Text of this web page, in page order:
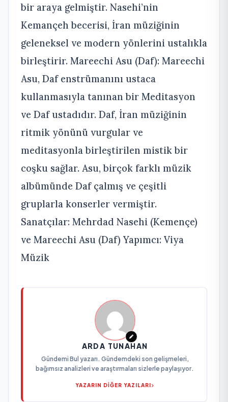
bir araya gelmiştir. Nasehi’nin
Kemançeh becerisi, İran müziğinin
geleneksel ve modern yönlerini ustalıkla
birleştirir. Mareechi Asu (Daf): Mareechi
Asu, Daf enstrümanını ustaca
kullanmasıyla tanınan bir Meditasyon
ve Daf ustadıdır. Daf, İran müziğinin
ritmik yönünü vurgular ve
meditasyonla birleştirilen mistik bir
coşku sağlar. Asu, birçok farklı müzik
albümünde Daf çalmış ve çeşitli
gruplarla konserler vermiştir.
Sanatçılar: Mehrdad Nasehi (Kemençe)
ve Mareechi Asu (Daf) Yapımcı: Viya
Müzik
ARDA TUNAHAN
Gündemi Bul yazarı. Gündemdeki son gelişmeleri,
bağımsız analizleri ve araştırmaları sizlerle paylaşıyor.
YAZARIN DİĞER YAZILARI